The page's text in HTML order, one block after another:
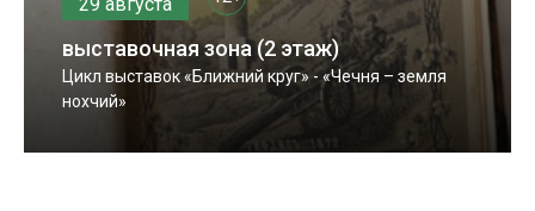
выставочная зона (2 этаж)
Цикл выставок «Ближний круг» - «Чечня – земля
нохчий»